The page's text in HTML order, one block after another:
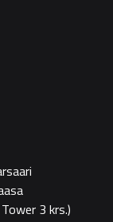
3 krs.)